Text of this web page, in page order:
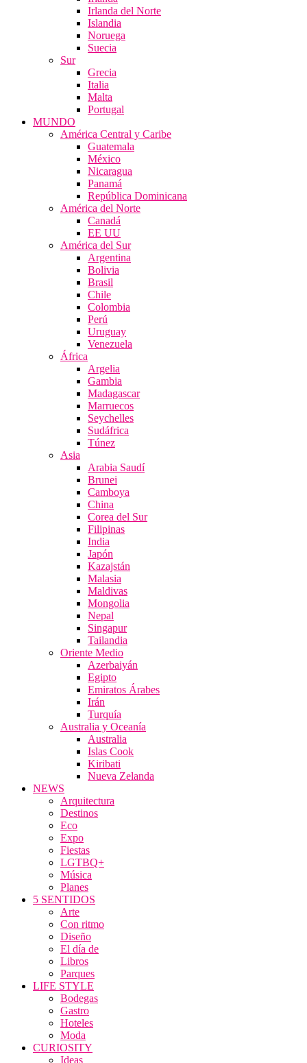
Irlanda del Norte
Islandia
Noruega
Suecia
Sur
Grecia
Italia
Malta
Portugal
MUNDO
América Central y Caribe
Guatemala
México
Nicaragua
Panamá
República Dominicana
América del Norte
Canadá
EE UU
América del Sur
Argentina
Bolivia
Brasil
Chile
Colombia
Perú
Uruguay
Venezuela
África
Argelia
Gambia
Madagascar
Marruecos
Seychelles
Sudáfrica
Túnez
Asia
Arabia Saudí
Brunei
Camboya
China
Corea del Sur
Filipinas
India
Japón
Kazajstán
Malasia
Maldivas
Mongolia
Nepal
Singapur
Tailandia
Oriente Medio
Azerbaiyán
Egipto
Emiratos Árabes
Irán
Turquía
Australia y Oceanía
Australia
Islas Cook
Kiribati
Nueva Zelanda
NEWS
Arquitectura
Destinos
Eco
Expo
Fiestas
LGTBQ+
Música
Planes
5 SENTIDOS
Arte
Con ritmo
Diseño
El día de
Libros
Parques
LIFE STYLE
Bodegas
Gastro
Hoteles
Moda
CURIOSITY
Ideas